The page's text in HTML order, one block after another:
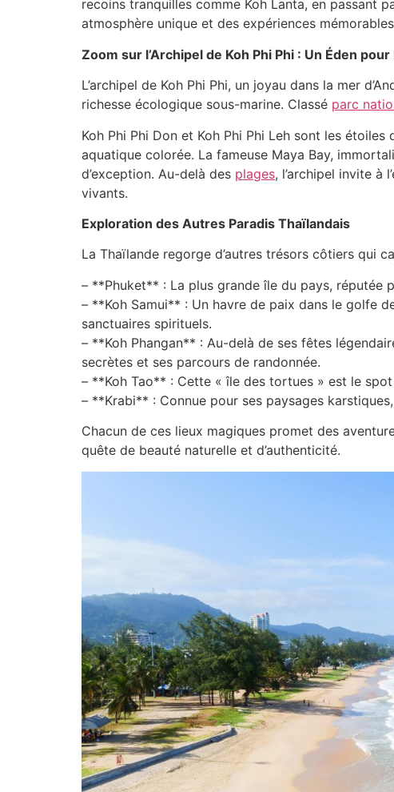
recoins tranquilles comme Koh Lanta, en passant
atmosphère unique et des expériences
Zoom sur l’Archipel de Koh Phi Phi : Un Éden
L’archipel de Koh Phi Phi, un joyau dans la mer
richesse écologique sous-marine. Classé parc
Koh Phi Phi Don et Koh Phi Phi Leh sont les
aquatique colorée. La fameuse Maya Bay,
d’exception. Au-delà des plages, l’archipel invite à
vivants.
Exploration des Autres Paradis Thaïlandais
La Thaïlande regorge d’autres trésors côtiers qui
– **Phuket** : La plus grande île du pays, réputée
– **Koh Samui** : Un havre de paix dans le golfe
sanctuaires spirituels.
– **Koh Phangan** : Au-delà de ses fêtes
secrètes et ses parcours de randonnée.
– **Koh Tao** : Cette « île des tortues » est le
– **Krabi** : Connue pour ses paysages
Chacun de ces lieux magiques promet des
quête de beauté naturelle et d’authenticité.